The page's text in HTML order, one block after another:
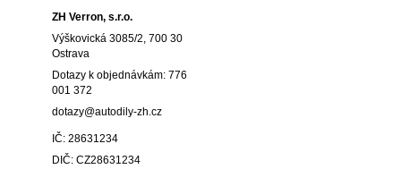
ZH Verron, s.r.o.
Výškovická 3085/2, 700 30
Ostrava
Dotazy k objednávkám: 776
001 372
dotazy@autodily-zh.cz
IČ: 28631234
DIČ: CZ28631234